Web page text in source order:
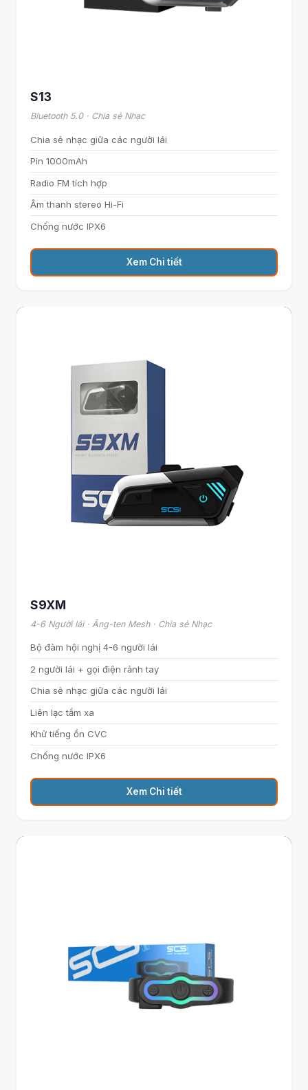
S13
Bluetooth 5.0 · Chia sẻ Nhạc
Chia sẻ nhạc giữa các người lái
Pin 1000mAh
Radio FM tích hợp
Âm thanh stereo Hi-Fi
Chống nước IPX6
Xem Chi tiết
S9XM
4-6 Người lái · Ăng-ten Mesh · Chia sẻ Nhạc
Bộ đàm hội nghị 4-6 người lái
2 người lái + gọi điện rảnh tay
Chia sẻ nhạc giữa các người lái
Liên lạc tầm xa
Khử tiếng ồn CVC
Chống nước IPX6
Xem Chi tiết